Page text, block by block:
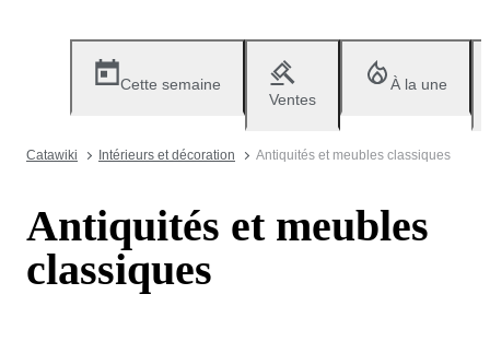
Cette semaine
Ventes
À la une
Catawiki Intérieurs et décoration Antiquités et meubles classiques
Antiquités et meubles
classiques